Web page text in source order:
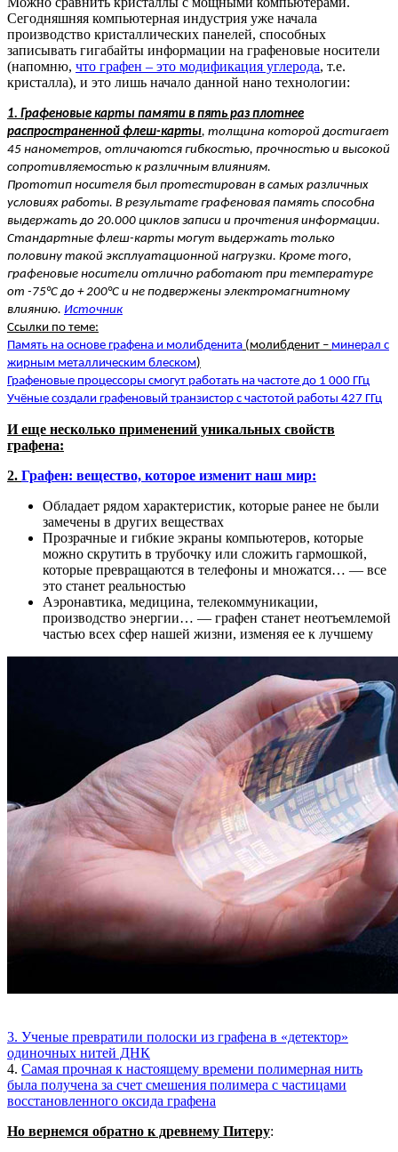
Сегодняшняя компьютерная индустрия уже начала
производство кристаллических панелей, способных
записывать гигабайты информации на графеновые носители
(напомню, что графен – это модификация углерода, т.е.
кристалла), и это лишь начало данной нано технологии:
1. Графеновые карты памяти в пять раз плотнее
распространенной флеш-карты, толщина которой достигает
45 нанометров, отличаются гибкостью, прочностью и высокой
сопротивляемостью к различным влияниям.
Прототип носителя был протестирован в самых различных
условиях работы. В результате графеновая память способна
выдержать до 20.000 циклов записи и прочтения информации.
Стандартные флеш-карты могут выдержать только
половину такой эксплуатационной нагрузки. Кроме того,
графеновые носители отлично работают при температуре
от -75°C до + 200°C и не подвержены электромагнитному
влиянию. Источник
Ссылки по теме:
Память на основе графена и молибденита (молибденит – минерал с
жирным металлическим блеском)
Графеновые процессоры смогут работать на частоте до 1 000 ГГц
Учёные создали графеновый транзистор с частотой работы 427 ГГц
И еще несколько применений уникальных свойств
графена:
2. Графен: вещество, которое изменит наш мир:
Обладает рядом характеристик, которые ранее не были
замечены в других веществах
Прозрачные и гибкие экраны компьютеров, которые
можно скрутить в трубочку или сложить гармошкой,
которые превращаются в телефоны и множатся… — все
это станет реальностью
Аэронавтика, медицина, телекоммуникации,
производство энергии… — графен станет неотъемлемой
частью всех сфер нашей жизни, изменяя ее к лучшему
3. Ученые превратили полоски из графена в «детектор»
одиночных нитей ДНК
4. Самая прочная к настоящему времени полимерная нить
была получена за счет смешения полимера с частицами
восстановленного оксида графена
Но вернемся обратно к древнему Питеру: